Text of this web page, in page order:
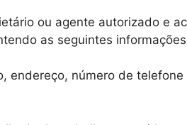
ou agente autorizado e
as seguintes
endereço, número de